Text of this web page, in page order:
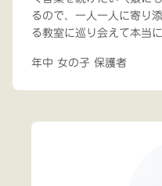
るので、一人一人に寄り
る教室に巡り会えて本当
年中 女の子 保護者